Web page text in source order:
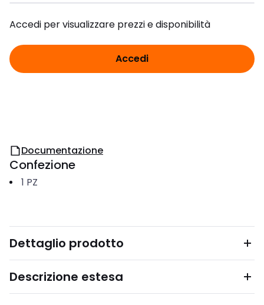
Accedi per visualizzare prezzi e disponibilità
Accedi
Documentazione
Confezione
1 PZ
Dettaglio prodotto
Descrizione estesa